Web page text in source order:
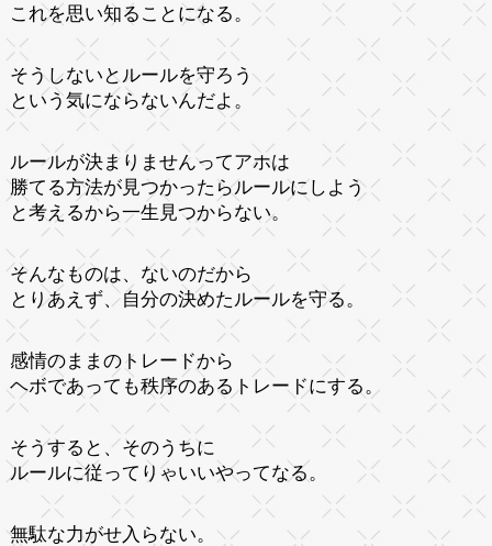
これを思い知ることになる。
そうしないとルールを守ろう
という気にならないんだよ。
ルールが決まりませんってアホは
勝てる方法が見つかったらルールにしよう
と考えるから一生見つからない。
そんなものは、ないのだから
とりあえず、自分の決めたルールを守る。
感情のままのトレードから
ヘボであっても秩序のあるトレードにする。
そうすると、そのうちに
ルールに従ってりゃいいやってなる。
無駄な力がせ入らない。